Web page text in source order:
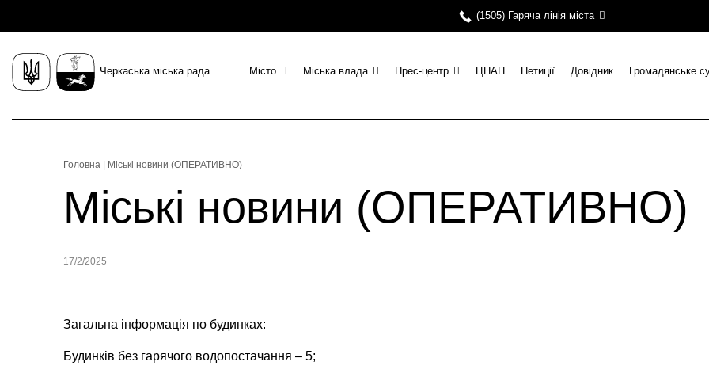
(1505) Гаряча лінія міста
Черкаська міська рада Місто Міська влада Прес-центр ЦНАП Петиції Довідник Громадянське
Головна Міські новини (ОПЕРАТИВНО)
Міські новини (ОПЕРАТИВНО)
17/2/2025
Загальна інформація по будинках:
Будинків без гарячого водопостачання – 5;